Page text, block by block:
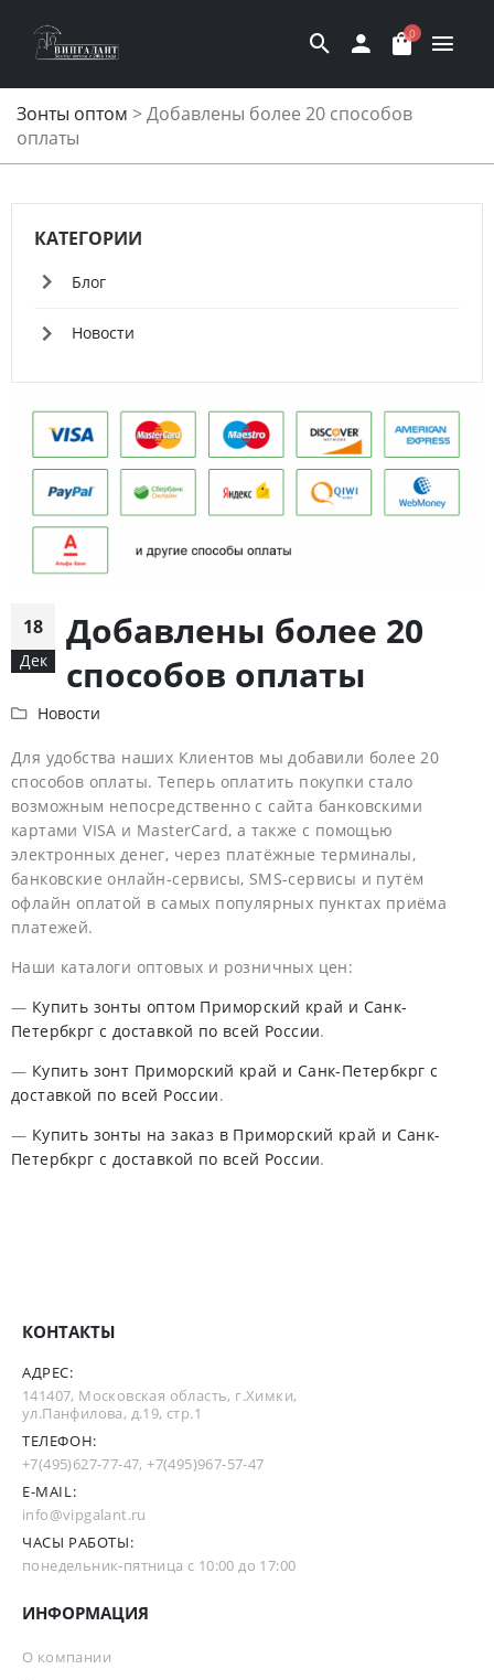
0
Зонты оптом >Добавлены более 20 способов
оплаты
18
Дек
Добавлены более 20
способов оплаты
Новости
Для удобства наших Клиентов мы добавили более 20
способов оплаты. Теперь оплатить покупки стало
возможным непосредственно с сайта банковскими
картами VISA и MasterCard, а также с помощью
электронных денег, через платёжные терминалы,
банковские онлайн-сервисы, SMS-сервисы и путём
офлайн оплатой в самых популярных пунктах приёма
платежей.
Наши каталоги оптовых и розничных цен:
— Купить зонты оптом Приморский край и Санк-
Петербкрг с доставкой по всей России.
— Купить зонт Приморский край и Санк-Петербкрг с
доставкой по всей России.
— Купить зонты на заказ в Приморский край и Санк-
Петербкрг с доставкой по всей России.
КАТЕГОРИИ
Блог
Новости
КОНТАКТЫ
АДРЕС:
141407, Московская область, г.Химки,
ул.Панфилова, д.19, стр.1
ТЕЛЕФОН:
+7(495)627-77-47,+7(495)967-57-47
E-MAIL:
info@vipgalant.ru
ЧАСЫ РАБОТЫ:
понедельник-пятница с 10:00 до 17:00
ИНФОРМАЦИЯ
О компании